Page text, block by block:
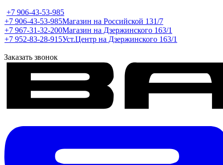
+7 906-43-53-985
+7 906-43-53-985Магазин на Российской 131/7
+7 967-31-32-200Магазин на Дзержинского 163/1
+7 952-83-28-915Уст.Центр на Дзержинского 163/1
Заказать звонок